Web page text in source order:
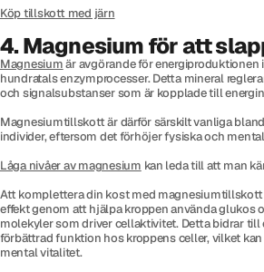
Köp tillskott med järn
4. Magnesium för att
Magnesiumär avgörande för
hundratals enzymprocesser. Detta mineral
och signalsubstanser som är kopplade till
Magnesiumtillskott är därför särskilt vanliga
individer, eftersom det förhöjer fysiska och
Låga nivåer av magnesium kan leda till att man
Att komplettera din kost med magnesiumtillskott
effekt genom att hjälpa kroppen använda glukos
molekyler som driver cellaktivitet. Detta bidrar till
förbättrad funktion hos kroppens celler, vilket
mental vitalitet.